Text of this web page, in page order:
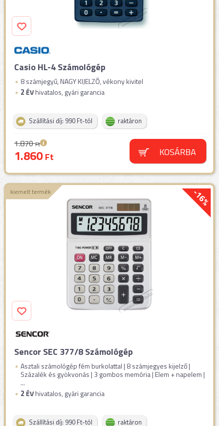
Casio HL-4 Számológép
8 számjegyű, NAGY KIJELZŐ, vékony kivitel
2 ÉVhivatalos, gyári garancia
Szállítási díj: 990 Ft-tól raktáron
1.870Ft
1.860Ft KOSÁRBA
-16%
kiemelt termék
Sencor SEC 377/8 Számológép
Asztali számológép fém burkolattal | 8 számjegyes kijelző |
Százalék és gyökvonás | 3 gombos memória | Elem + napelem |
...
2 ÉVhivatalos, gyári garancia
Szállítási díj: 990 Ft-tól raktáron